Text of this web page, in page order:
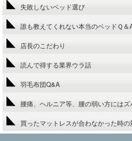
失敗しないベッド選び
誰も教えてくれない本当のベッドＱ＆
店長のこだわり
読んで得する業界ウラ話
羽毛布団Q&A
腰痛、ヘルニア等、腰の弱い方にはズ
買ったマットレスが合わなかった時の